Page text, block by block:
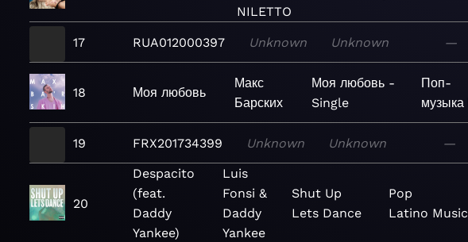
NILETTO
17 RUA012000397 Unknown Unknown —
18 Моя любовь
Макс
Барских
Моя любовь -
Single
Поп-
музыка
19 FRX201734399 Unknown Unknown —
20
Despacito
(feat.
Daddy
Yankee)
Luis
Fonsi &
Daddy
Yankee
Shut Up
Lets Dance
Pop
Latino Music